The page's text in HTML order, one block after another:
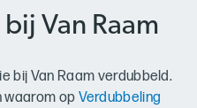
Van Raam
bij Van Raam verdubbeld.
waarom op Verdubbeling